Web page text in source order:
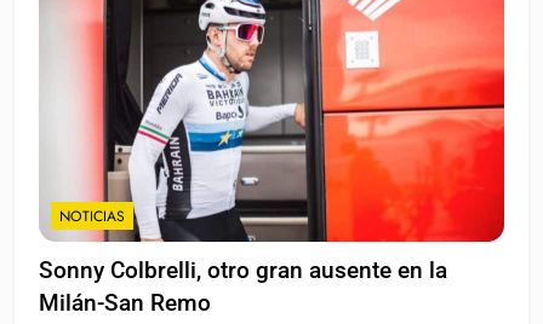
NOTICIAS
Sonny Colbrelli, otro gran ausente en la
Milán-San Remo